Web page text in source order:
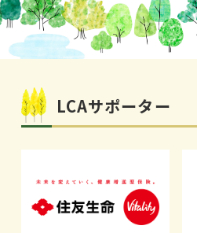
LCAサポーター